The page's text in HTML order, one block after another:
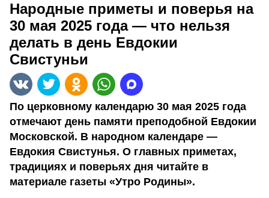
Народные приметы и поверья на
30 мая 2025 года — что нельзя
делать в день Евдокии
Свистуньи
По церковному календарю 30 мая 2025 года
отмечают день памяти преподобной Евдокии
Московской. В народном календаре —
Евдокия Свистунья. О главных приметах,
традициях и поверьях дня читайте в
материале газеты «Утро Родины».